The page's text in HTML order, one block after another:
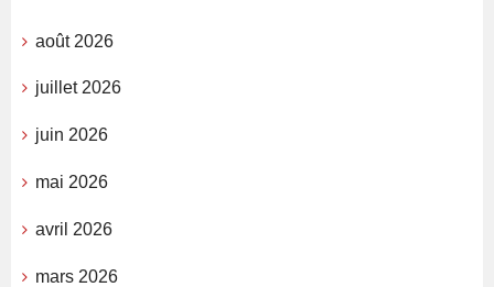
août 2026
juillet 2026
juin 2026
mai 2026
avril 2026
mars 2026